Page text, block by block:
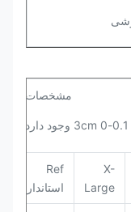
مشخصات:
X-
Large
Ref
استاندارد